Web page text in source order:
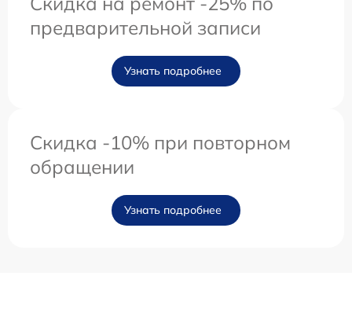
предварительной записи
Узнать подробнее
Скидка -10% при повторном
обращении
Узнать подробнее